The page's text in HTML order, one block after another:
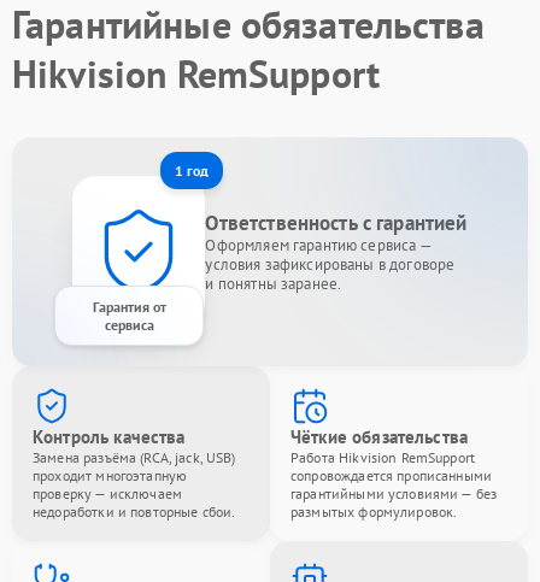
Гарантийные обязательства
Hikvision RemSupport
1 год
Гарантия от
сервиса
Ответственность с гарантией
Оформляем гарантию сервиса —
условия зафиксированы в договоре
и понятны заранее.
Контроль качества
Замена разъёма (RCA, jack, USB)
проходит многоэтапную
проверку — исключаем
недоработки и повторные сбои.
Чёткие обязательства
Работа Hikvision RemSupport
сопровождается прописанными
гарантийными условиями — без
размытых формулировок.